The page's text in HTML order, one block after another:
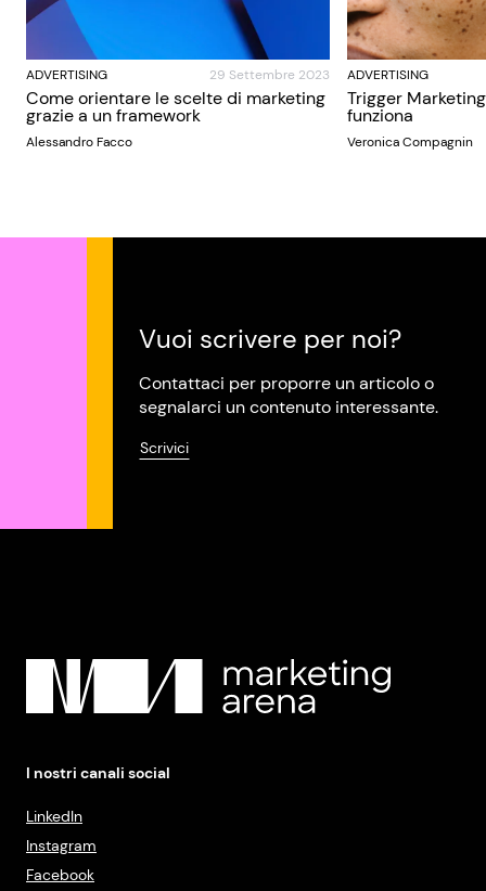
ADVERTISING 29 Settembre 2023
Come orientare le scelte di marketing
grazie a un framework
Alessandro Facco
ADVERTISING
Trigger
funziona
Veronica Compagnin
Vuoi scrivere per noi?
Contattaci per proporre un articolo o
segnalarci un contenuto interessante.
Scrivici
I nostri canali social
LinkedIn
Instagram
Facebook